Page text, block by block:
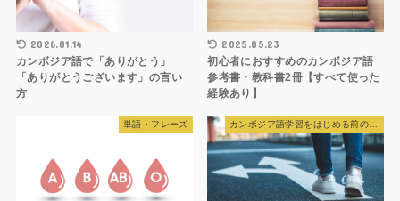
2026.01.14
カンボジア語で「ありがとう」
「ありがとうございます」の言い
方
2025.05.23
初心者におすすめのカンボジア語
参考書・教科書2冊【すべて使った
経験あり】
単語・フレーズ